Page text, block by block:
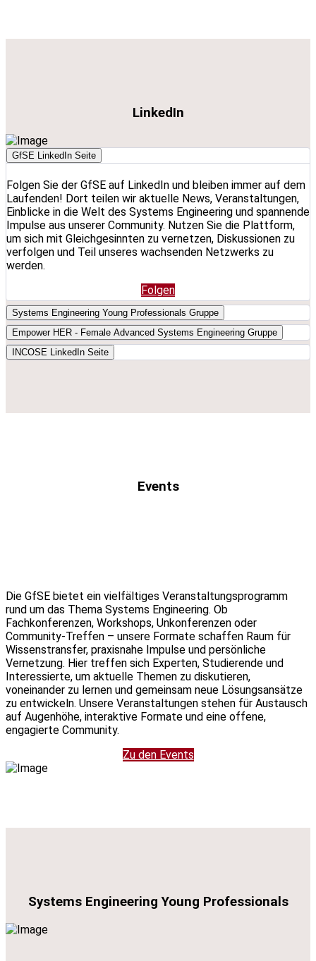
LinkedIn
GfSE LinkedIn Seite
Folgen Sie der GfSE auf LinkedIn und bleiben immer auf dem
Laufenden! Dort teilen wir aktuelle News, Veranstaltungen,
Einblicke in die Welt des Systems Engineering und spannende
Impulse aus unserer Community. Nutzen Sie die Plattform,
um sich mit Gleichgesinnten zu vernetzen, Diskussionen zu
verfolgen und Teil unseres wachsenden Netzwerks zu
werden.
Folgen
Systems Engineering Young Professionals Gruppe
Empower HER - Female Advanced Systems Engineering Gruppe
INCOSE LinkedIn Seite
Events
Die GfSE bietet ein vielfältiges Veranstaltungsprogramm
rund um das Thema Systems Engineering. Ob
Fachkonferenzen, Workshops, Unkonferenzen oder
Community-Treffen – unsere Formate schaffen Raum für
Wissenstransfer, praxisnahe Impulse und persönliche
Vernetzung. Hier treffen sich Experten, Studierende und
Interessierte, um aktuelle Themen zu diskutieren,
voneinander zu lernen und gemeinsam neue Lösungsansätze
zu entwickeln. Unsere Veranstaltungen stehen für Austausch
auf Augenhöhe, interaktive Formate und eine offene,
engagierte Community.
Zu den Events
Systems Engineering Young Professionals